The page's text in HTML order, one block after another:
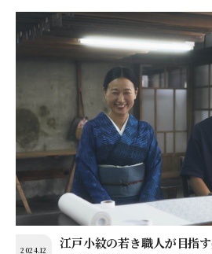
2024.12
江戸小紋の若き職人が目指